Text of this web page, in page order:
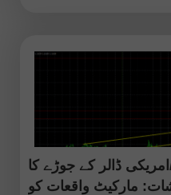
ڈالر کے جوڑے کا
مارکیٹ واقعات کو